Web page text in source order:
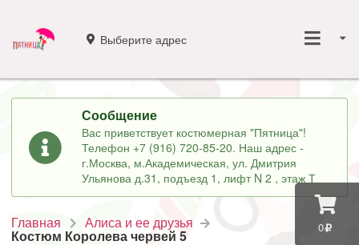
0
Выберите адрес
Сообщение
Вас приветствует костюмерная "Пятница"!
Телефон +7 (916) 720-85-20. Наш адрес -
г.Москва, м.Академическая, ул. Дмитрия
Ульянова д.31, подъезд 1, лифт N 2 , этаж Т
Главная Алиса и ее друзья
Костюм Королева червей 5